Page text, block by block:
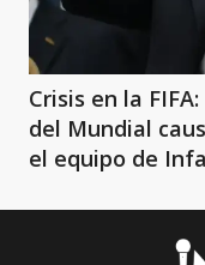
Crisis en la
del Mundial
el equipo de